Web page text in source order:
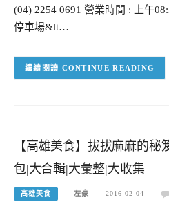
(04) 2254 0691 營業時間 : 上午
停車場&lt…
CONTINUE READING
【高雄美食】拔拔麻麻的秘
包|大合輯|大彙整|大收集
高雄美食 左豪 2016-02-04